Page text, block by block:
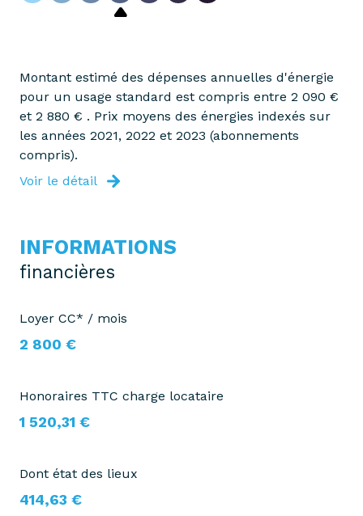
Montant estimé des dépenses annuelles d'énergie
pour un usage standard est compris entre 2 090 €
et 2 880 € . Prix moyens des énergies indexés sur
les années 2021, 2022 et 2023 (abonnements
compris).
Voir le détail
INFORMATIONS
financières
Loyer CC* / mois
2 800 €
Honoraires TTC charge locataire
1 520,31 €
Dont état des lieux
414,63 €